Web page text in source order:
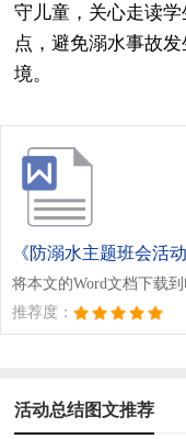
守儿童，关心走读
点，避免溺水事故
境。
《防溺水主题班会活
将本文的Word文档下载
推荐度：
活动总结图文推荐